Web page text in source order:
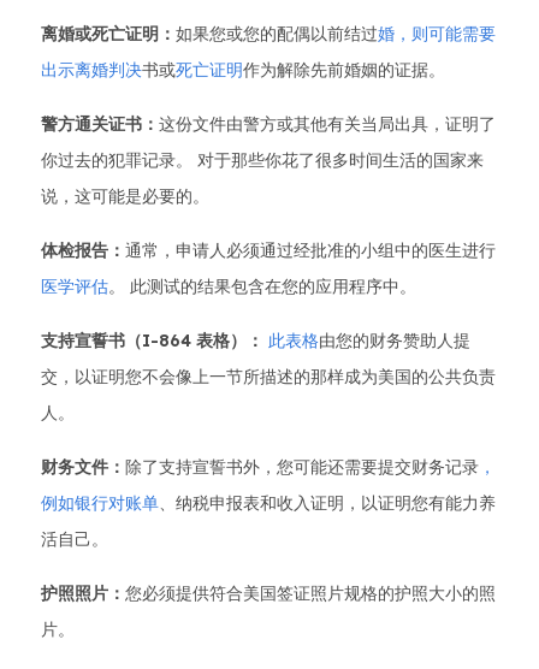
离婚或死亡证明： 如果您或您的配偶以前结过婚，则可能需要
出示离婚判决书或死亡证明作为解除先前婚姻的证据。
警方通关证书： 这份文件由警方或其他有关当局出具，证明了
你过去的犯罪记录。 对于那些你花了很多时间生活的国家来
说，这可能是必要的。
体检报告： 通常，申请人必须通过经批准的小组中的医生进行
医学评估。 此测试的结果包含在您的应用程序中。
支持宣誓书（I-864 表格）： 此表格由您的财务赞助人提
交，以证明您不会像上一节所描述的那样成为美国的公共负责
人。
财务文件： 除了支持宣誓书外，您可能还需要提交财务记录 ，
例如银行对账单、纳税申报表和收入证明，以证明您有能力养
活自己。
护照照片： 您必须提供符合美国签证照片规格的护照大小的照
片。